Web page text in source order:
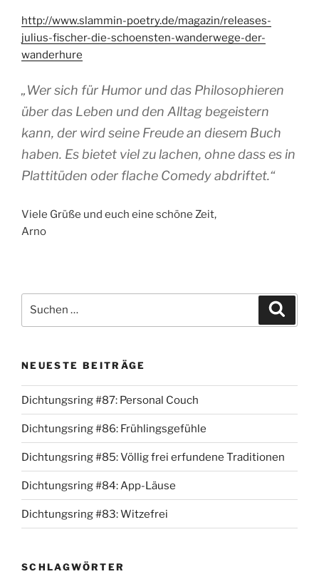
http://www.slammin-poetry.de/magazin/releases-
julius-fischer-die-schoensten-wanderwege-der-
wanderhure
„Wer sich für Humor und das Philosophieren
über das Leben und den Alltag begeistern
kann, der wird seine Freude an diesem Buch
haben. Es bietet viel zu lachen, ohne dass es in
Plattitüden oder flache Comedy abdriftet.“
Viele Grüße und euch eine schöne Zeit,
Arno
nach:
NEUESTE BEITRÄGE
Dichtungsring #87: Personal Couch
Dichtungsring #86: Frühlingsgefühle
Dichtungsring #85: Völlig frei erfundene Traditionen
Dichtungsring #84: App-Läuse
Dichtungsring #83: Witzefrei
SCHLAGWÖRTER